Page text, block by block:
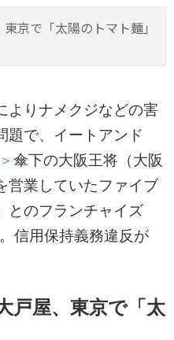
京で「太陽のトマト麺」
よりナメクジなどの害
題で、イートアンド
傘下の大阪王将（大阪
営業していたファイブ
とのフランチャイズ
信用保持義務違反が
戸屋、東京で「太